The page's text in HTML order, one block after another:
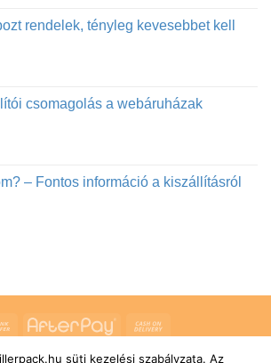
rendelek, tényleg kevesebbet kell
csomagolás a webáruházak
– Fontos információ a kiszállításról
Bank
AfterPay
süti kezelési szabályzata. Az